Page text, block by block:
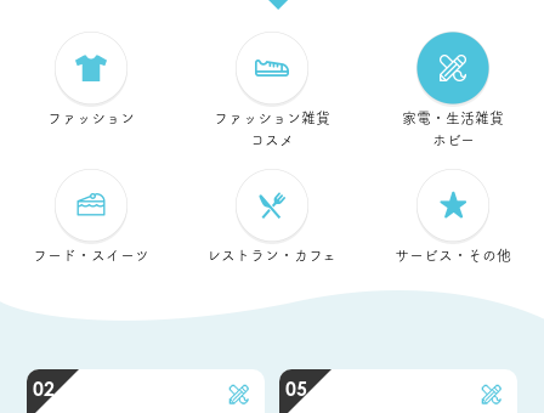
ファッション
ファッション雑貨
コスメ
家電・生活雑貨
ホビー
フード・スイーツ レストラン・カフェ サービス・その他
02 05